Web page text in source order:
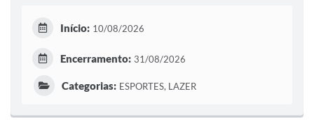
Início: 10/08/2026
Encerramento: 31/08/2026
Categorias: ESPORTES, LAZER